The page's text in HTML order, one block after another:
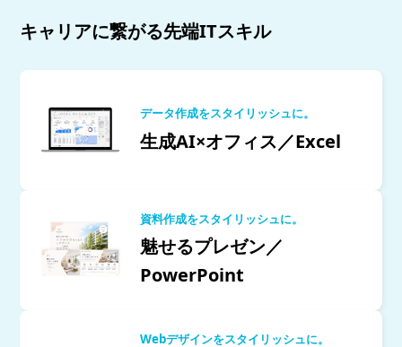
キャリアに繋がる先端ITスキル
データ作成をスタイリッシュに。
生成AI×オフィス／Excel
資料作成をスタイリッシュに。
魅せるプレゼン／
PowerPoint
Webデザインをスタイリッシュに。